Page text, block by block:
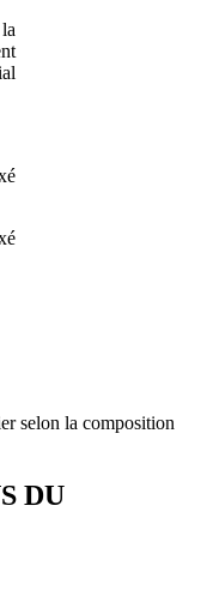
selon la composition
DU